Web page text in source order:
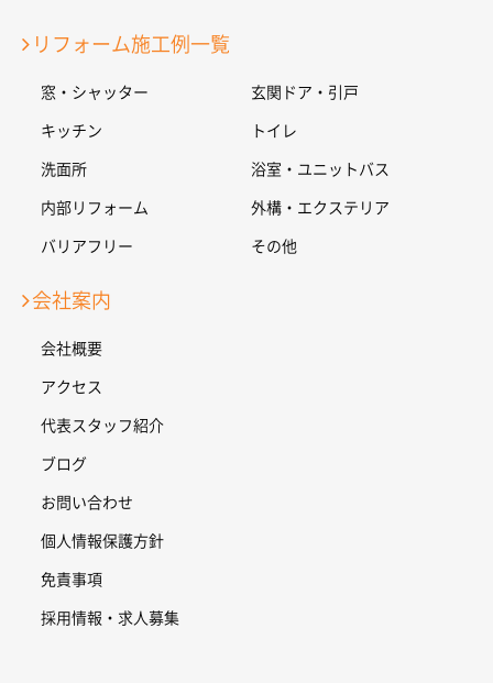
リフォーム施工例一覧
窓・シャッター 玄関ドア・引戸
キッチン トイレ
洗面所 浴室・ユニットバス
内部リフォーム 外構・エクステリア
バリアフリー その他
会社案内
会社概要
アクセス
代表スタッフ紹介
ブログ
お問い合わせ
個人情報保護方針
免責事項
採用情報・求人募集